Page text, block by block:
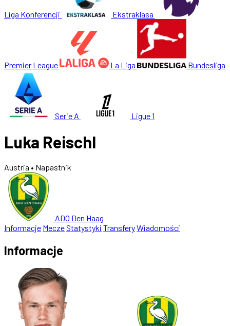
Liga Konferencji Ekstraklasa
Premier League La Liga Bundesliga
Serie A Ligue 1
Luka Reischl
Austria • Napastnik
ADO Den Haag
Informacje MeczeStatystyki TransferyWiadomości
Informacje